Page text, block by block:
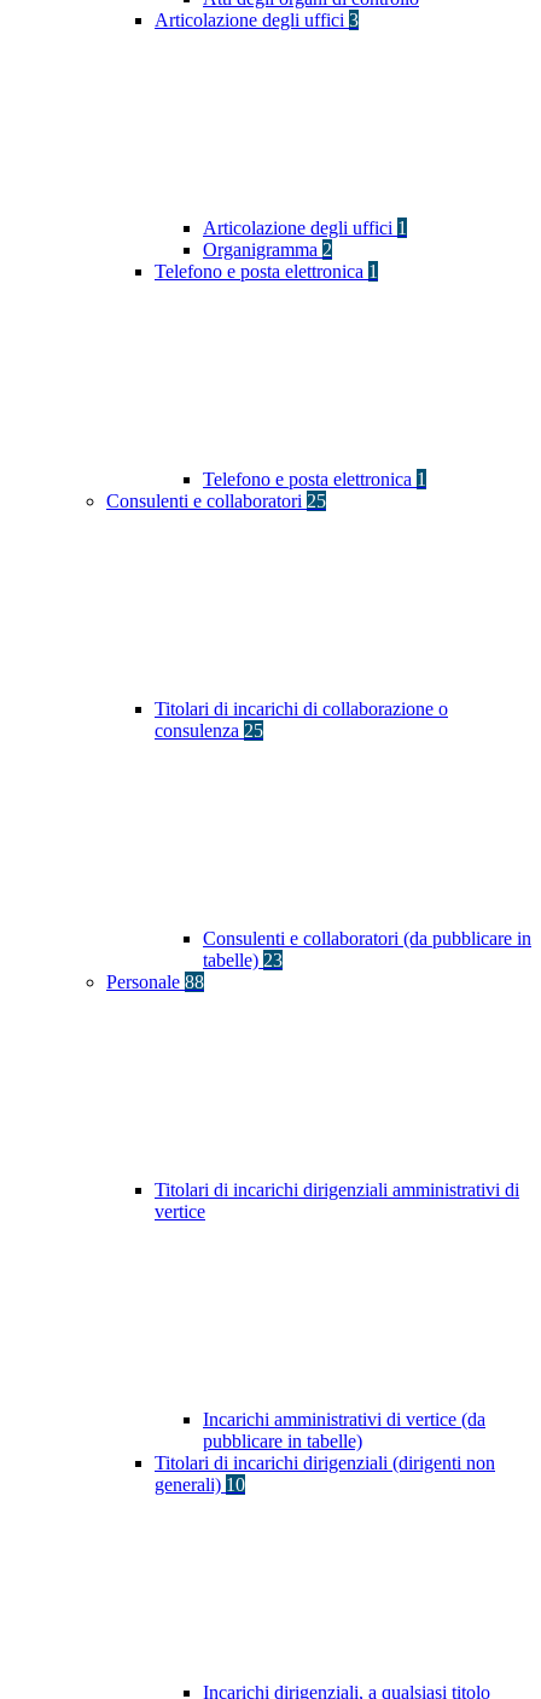
Articolazione degli uffici 3
Articolazione degli uffici 1
Organigramma 2
Telefono e posta elettronica 1
Telefono e posta elettronica 1
Consulenti e collaboratori 25
Titolari di incarichi di collaborazione o
consulenza 25
Consulenti e collaboratori (da pubblicare in
tabelle) 23
Personale 88
Titolari di incarichi dirigenziali amministrativi di
vertice
Incarichi amministrativi di vertice (da
pubblicare in tabelle)
Titolari di incarichi dirigenziali (dirigenti non
generali) 10
Incarichi dirigenziali, a qualsiasi titolo